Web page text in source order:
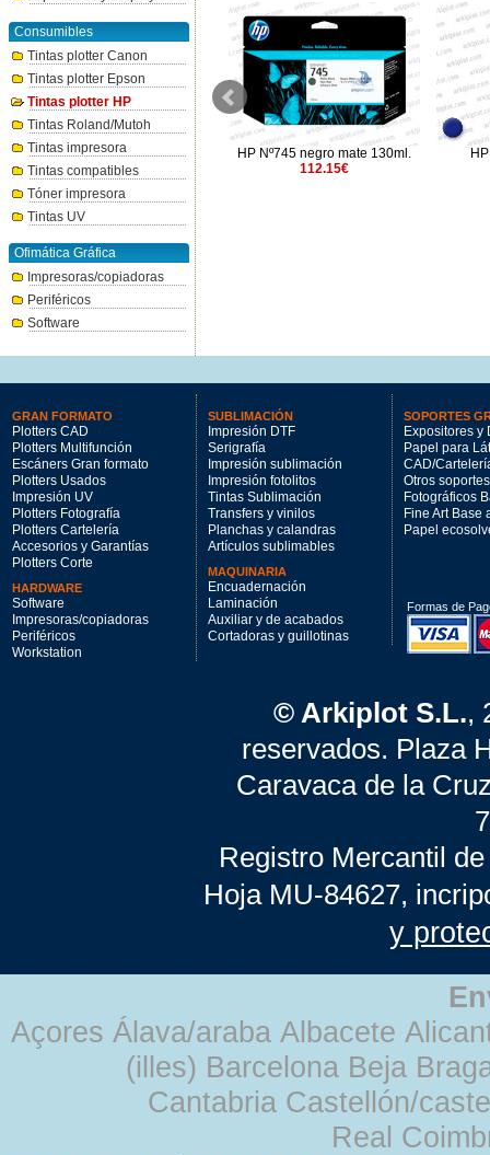
Consumibles
Tintas plotter Canon
Tintas plotter Epson
Tintas plotter HP
Tintas Roland/Mutoh
Tintas impresora
Tintas compatibles
Tóner impresora
Tintas UV
Ofimática Gráfica
Impresoras/copiadoras
Periféricos
Software
HP Nº761 negro mate 400ml.
197.91€
HP Nº745 negro mate 130ml.
112.15€
GRAN FORMATO
Plotters CAD
Plotters Multifunción
Escáners Gran formato
Plotters Usados
Impresión UV
Plotters Fotografía
Plotters Cartelería
Accesorios y Garantías
Plotters Corte
HARDWARE
Software
Impresoras/copiadoras
Periféricos
Workstation
SUBLIMACIÓN
Impresión DTF
Serigrafía
Impresión sublimación
Impresión fotolitos
Tintas Sublimación
Transfers y vinilos
Planchas y calandras
Artículos sublimables
MAQUINARIA
Encuadernación
Laminación
Auxiliar y de acabados
Cortadoras y guillotinas
SOPORTES
Expositores y
Papel para
CAD/
Otros soportes
Fotográficos
Fine Art Base
Papel
Formas de
© Arkiplot S.L.,
reservados. Plaza
Caravaca de la
Registro Mercantil
Hoja MU-84627,
y
Açores Álava/araba Albacete
(illes) Barcelona Beja
Cantabria Castellón/
Real